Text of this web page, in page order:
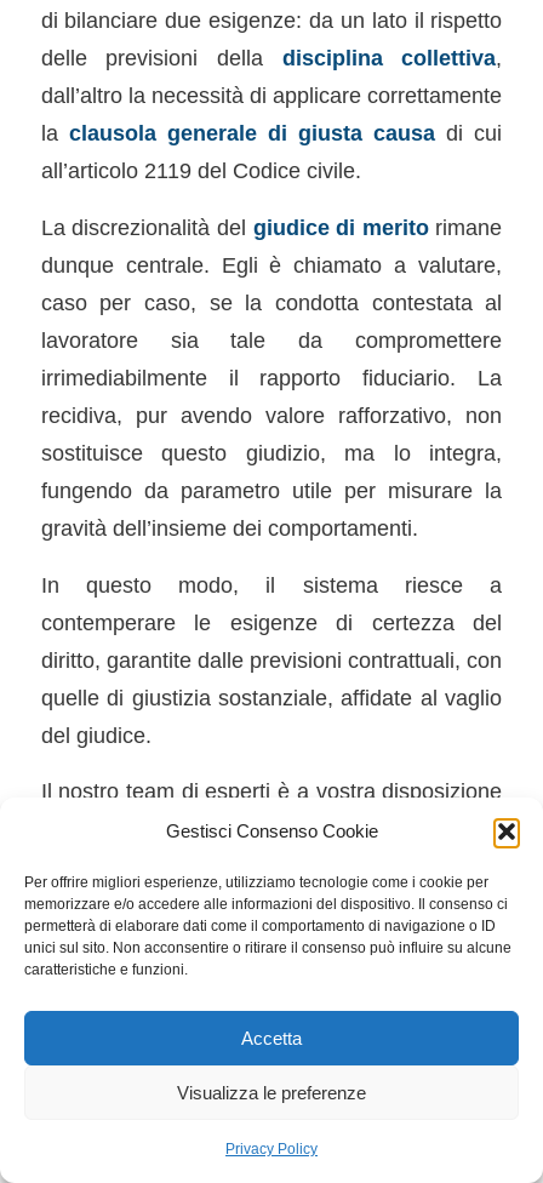
Gestisci Consenso Cookie
Per offrire migliori esperienze, utilizziamo tecnologie come i cookie per
memorizzare e/o accedere alle informazioni del dispositivo. Il consenso ci
permetterà di elaborare dati come il comportamento di navigazione o ID
unici sul sito. Non acconsentire o ritirare il consenso può influire su alcune
caratteristiche e funzioni.
Accetta
Visualizza le preferenze
Privacy Policy
di bilanciare due esigenze: da un lato il rispetto
delle previsioni della disciplina collettiva,
dall’altro la necessità di applicare correttamente
la clausola generale di giusta causa di cui
all’articolo 2119 del Codice civile.
La discrezionalità del giudice di meritorimane
dunque centrale. Egli è chiamato a valutare,
caso per caso, se la condotta contestata al
lavoratore sia tale da compromettere
irrimediabilmente il rapporto fiduciario. La
recidiva, pur avendo valore rafforzativo, non
sostituisce questo giudizio, ma lo integra,
fungendo da parametro utile per misurare la
gravità dell’insieme dei comportamenti.
In questo modo, il sistema riesce a
contemperare le esigenze di certezza del
diritto, garantite dalle previsioni contrattuali, con
quelle di giustizia sostanziale, affidate al vaglio
del giudice.
Il nostro team di esperti è a vostra disposizione
per fornire chiarimenti e assistenza
FAQ
Qual è la differenza principale tra
insubordinazione lieve e grave?
semplice rifiuto di eseguire un ordine legittimo